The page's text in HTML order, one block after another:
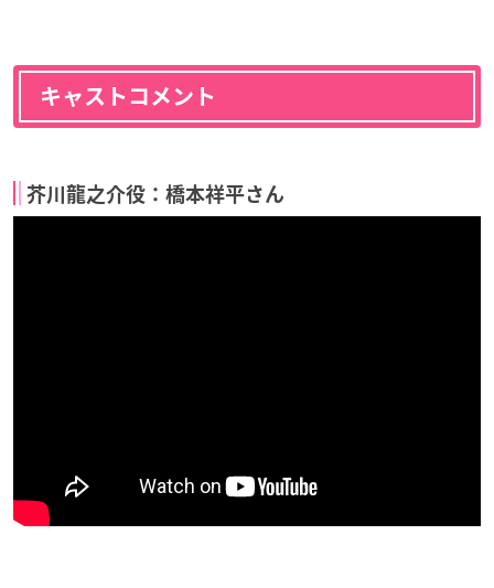
キャストコメント
芥川龍之介役：橋本祥平さん